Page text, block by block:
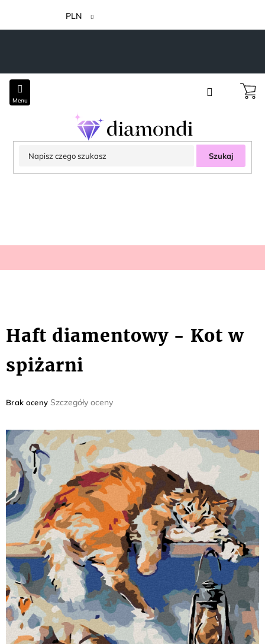
treści
PLN
Szukaj
Haft diamentowy - Kot w
spiżarni
Średnia
wynosi
0,0
na
5
gwiazdek.
Brak oceny Szczegóły oceny